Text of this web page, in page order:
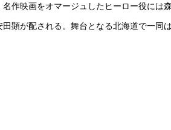
作映画をオマージュしたヒーロー役には
顕が配される。舞台となる北海道で一同